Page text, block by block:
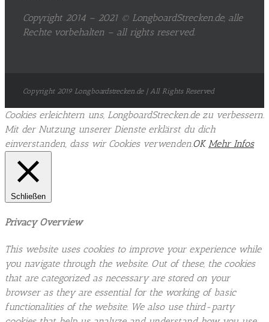
Copyright 2014 – 2021 © LongboardStrecken.de, alle
Rechte vorbehalten – all rights reserved.
Copyright 2019 Longboardstrecken.de | All Rights Reserved
Cookies erleichtern uns, LongboardStrecken.de zu verbessern.
Mit der Nutzung unserer Dienste erklärst du dich
einverstanden, dass wir Cookies verwenden.OK Mehr Infos
Schließen
Privacy Overview
This website uses cookies to improve your experience while
you navigate through the website. Out of these, the cookies
that are categorized as necessary are stored on your
browser as they are essential for the working of basic
functionalities of the website. We also use third-party